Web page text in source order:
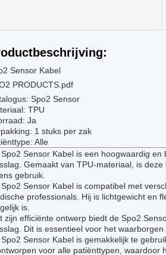
Sensor Kabel
PRODUCTS.pdf
Spo2 Sensor
TPU
Ja
1 stuks per zak
Alle
Spo2 Sensor Kabel is een hoogwaardig
Gemaakt van TPU-materiaal, is
gebruik.
Spo2 Sensor Kabel is compatibel met
professionals. Hij is lichtgewicht en
is.
zijn efficiënte ontwerp biedt de Spo2
Dit is essentieel voor het
Spo2 Sensor Kabel is gemakkelijk te
voor alle patiënttypen, waardoor